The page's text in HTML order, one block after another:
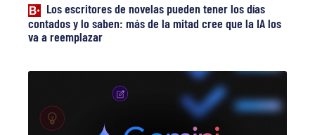
Los escritores de novelas pueden tener los días
contados y lo saben: más de la mitad cree que la IA los
va a reemplazar